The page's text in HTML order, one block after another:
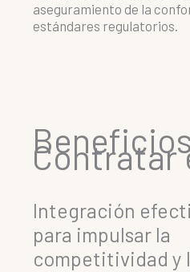
aseguramiento de la
estándares regulatorios.
Contratar
Integración
para impulsar la
competitividad y